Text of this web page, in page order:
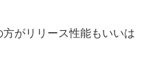
がリリース性能もいいは